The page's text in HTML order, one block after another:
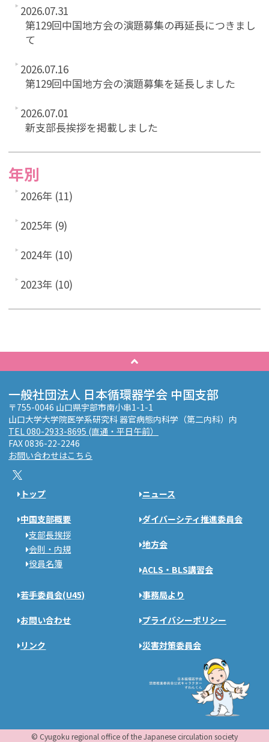
2026.07.31
第129回中国地方会の演題募集の再延長につきまし
て
2026.07.16
第129回中国地方会の演題募集を延長しました
2026.07.01
新支部長挨拶を掲載しました
年別
2026年 (11)
2025年 (9)
2024年 (10)
2023年 (10)
一般社団法人 日本循環器学会 中国支部
〒755-0046 山口県宇部市南小串1-1-1
山口大学大学院医学系研究科 器官病態内科学（第二内科）内
TEL 080-2933-8695 (直通・平日午前）
FAX 0836-22-2246
お問い合わせはこちら
トップ ニュース
中国支部概要
支部長挨拶
会則・内規
役員名簿
ダイバーシティ推進委員会
地方会
ACLS・BLS講習会
若手委員会(U45) 事務局より
お問い合わせ プライバシーポリシー
リンク 災害対策委員会
© Cyugoku regional office of the Japanese circulation society